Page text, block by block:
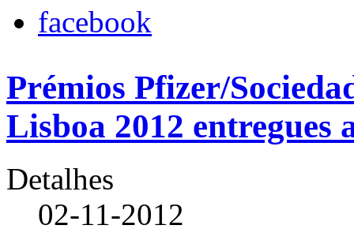
facebook
Prémios Pfizer/
Lisboa 2012 entregues
Detalhes
02-11-2012